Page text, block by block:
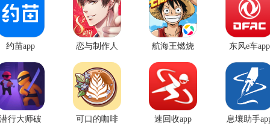
约苗app
恋与制作人
航海王燃烧
本
东风e车app
行大师破
可口的咖啡
速回收app 息壤助手